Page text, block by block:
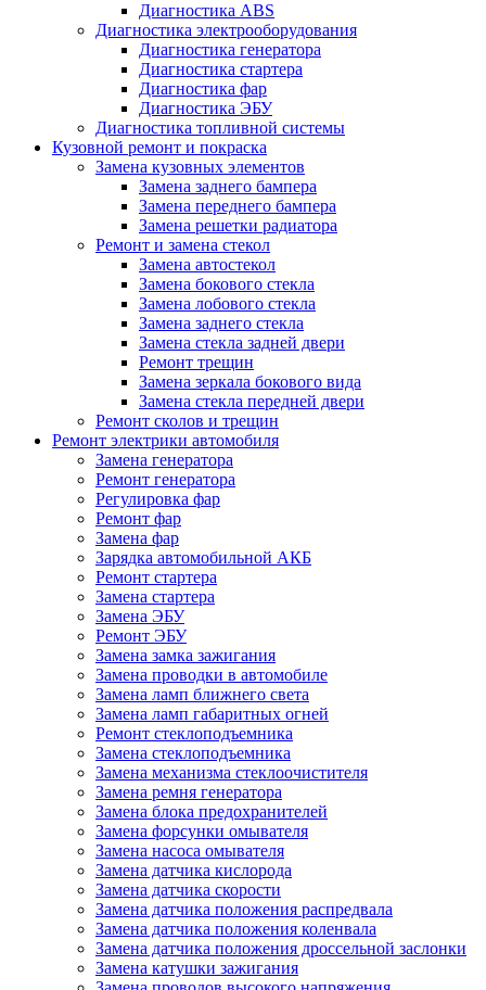
Диагностика ABS
Диагностика электрооборудования
Диагностика генератора
Диагностика стартера
Диагностика фар
Диагностика ЭБУ
Диагностика топливной системы
Кузовной ремонт и покраска
Замена кузовных элементов
Замена заднего бампера
Замена переднего бампера
Замена решетки радиатора
Ремонт и замена стекол
Замена автостекол
Замена бокового стекла
Замена лобового стекла
Замена заднего стекла
Замена стекла задней двери
Ремонт трещин
Замена зеркала бокового вида
Замена стекла передней двери
Ремонт сколов и трещин
Ремонт электрики автомобиля
Замена генератора
Ремонт генератора
Регулировка фар
Ремонт фар
Замена фар
Зарядка автомобильной АКБ
Ремонт стартера
Замена стартера
Замена ЭБУ
Ремонт ЭБУ
Замена замка зажигания
Замена проводки в автомобиле
Замена ламп ближнего света
Замена ламп габаритных огней
Ремонт стеклоподъемника
Замена стеклоподъемника
Замена механизма стеклоочистителя
Замена ремня генератора
Замена блока предохранителей
Замена форсунки омывателя
Замена насоса омывателя
Замена датчика кислорода
Замена датчика скорости
Замена датчика положения распредвала
Замена датчика положения коленвала
Замена датчика положения дроссельной заслонки
Замена катушки зажигания